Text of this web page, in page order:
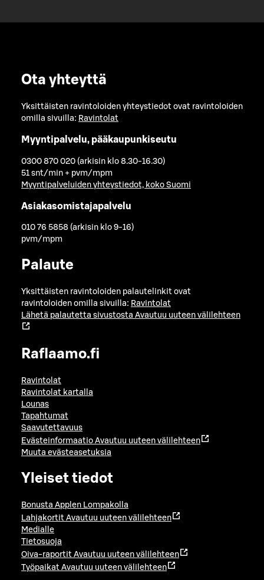
Ota yhteyttä
Yksittäisten ravintoloiden yhteystiedot ovat ravintoloiden
omilla sivuilla: Ravintolat
Myyntipalvelu, pääkaupunkiseutu
0300 870 020 (arkisin klo 8.30-16.30)
51 snt/min + pvm/mpm
Myyntipalveluiden yhteystiedot, koko Suomi
Asiakasomistajapalvelu
010 76 5858 (arkisin klo 9-16)
pvm/mpm
Palaute
Yksittäisten ravintoloiden palautelinkit ovat
ravintoloiden omilla sivuilla: Ravintolat
Lähetä palautetta sivustosta Avautuu uuteen välilehteen
Raflaamo.fi
Ravintolat
Ravintolat kartalla
Lounas
Tapahtumat
Saavutettavuus
Evästeinformaatio Avautuu uuteen välilehteen
Muuta evästeasetuksia
Yleiset tiedot
Bonusta Applen Lompakolla
Lahjakortit Avautuu uuteen välilehteen
Medialle
Tietosuoja
Oiva-raportit Avautuu uuteen välilehteen
Työpaikat Avautuu uuteen välilehteen